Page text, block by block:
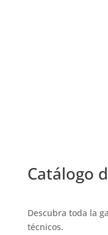
Catálogo
Descubra toda la
técnicos.